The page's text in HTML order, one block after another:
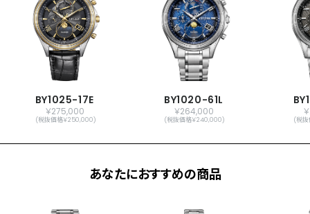
サマータイム機能
パーフェックスマルチ3000(JIS1種耐磁、衝
撃検知機能、針自動補正機能、世界4エリ
原産国
メーカー保証
国際保証3年間(購入後1年以内にMY
CITIZENご登録で国内保証5年間)
BY1025-17E
￥275,000
(税抜価格￥250,000)
BY1020-61L
￥264,000
(税抜価格￥240,000) (税
あなたにおすすめの商品